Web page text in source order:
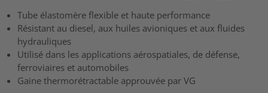
Tube élastomère flexible et haute performance
Résistant au diesel, aux huiles avioniques et aux fluides
hydrauliques
Utilisé dans les applications aérospatiales, de défense,
ferroviaires et automobiles
Gaine thermorétractable approuvée par VG